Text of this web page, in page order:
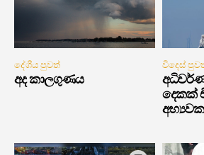
දේශීය පුවත්
අද කාලගුණය
විදෙස්
දෙකක්